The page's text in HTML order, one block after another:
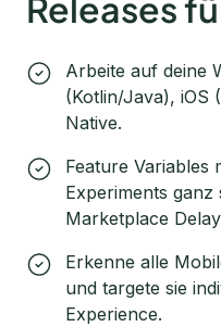
Releases
Arbeite auf deine
(Kotlin/Java), iOS
Native.
Feature Variables
Experiments
Marketplace
Erkenne alle
und targete sie
Experience.